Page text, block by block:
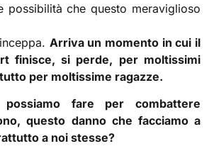
possibilità che questo meraviglioso
Arriva un momento in cui il
finisce, si perde, per moltissimi
per moltissime ragazze.
possiamo fare per combattere
questo danno che facciamo a
a noi stesse?